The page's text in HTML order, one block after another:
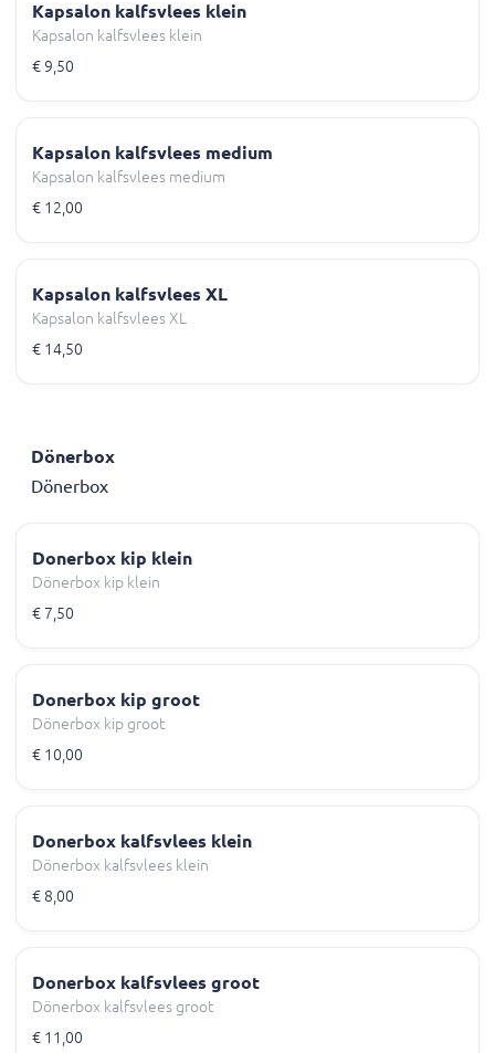
Kapsalon kalfsvlees klein
Kapsalon kalfsvlees klein
€ 9,50
Kapsalon kalfsvlees medium
Kapsalon kalfsvlees medium
€ 12,00
Kapsalon kalfsvlees XL
Kapsalon kalfsvlees XL
€ 14,50
Dönerbox
Dönerbox
Donerbox kip klein
Dönerbox kip klein
€ 7,50
Donerbox kip groot
Dönerbox kip groot
€ 10,00
Donerbox kalfsvlees klein
Dönerbox kalfsvlees klein
€ 8,00
Donerbox kalfsvlees groot
Dönerbox kalfsvlees groot
€ 11,00